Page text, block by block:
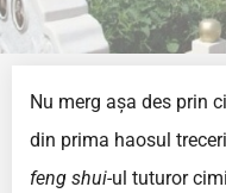
Nu merg așa des prin
din prima haosul
feng shui-ul tuturor